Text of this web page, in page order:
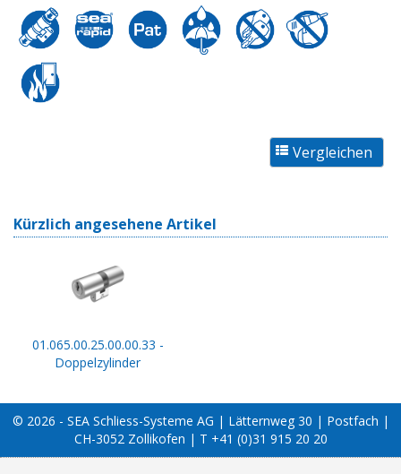
Kürzlich angesehene Artikel
01.065.00.25.00.00.33 -
Doppelzylinder
© 2026 - SEA Schliess-Systeme AG | Lätternweg 30 | Postfach |
CH-3052 Zollikofen | T +41 (0)31 915 20 20